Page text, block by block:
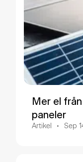
Mer el
paneler
Artikel Sep